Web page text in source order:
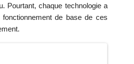
Pourtant, chaque technologie a
de base de ces